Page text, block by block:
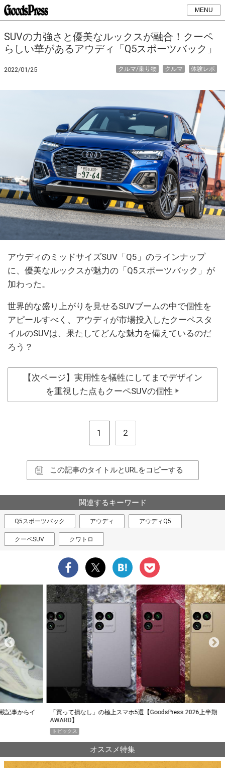
MENU
SUVの力強さと優美なルックスが融合！クーペ
らしい華があるアウディ「Q5スポーツバック」
2022/01/25 体験レポ
クルマ
クルマ/乗り物
アウディのミッドサイズSUV「Q5」のラインナップ
に、優美なルックスが魅力の「Q5スポーツバック」が
加わった。
世界的な盛り上がりを見せるSUVブームの中で個性を
アピールすべく、アウディが市場投入したクーペスタ
イルのSUVは、果たしてどんな魅力を備えているのだ
ろう？
【次ページ】実用性を犠牲にしてまでデザイン
を重視した点もクーペSUVの個性
▶
1 2
この記事のタイトルとURLをコピーする
関連するキーワード
Q5スポーツバック アウディ アウディQ5
クーペSUV クワトロ
イ
「買って損なし」の極上スマホ5選【GoodsPress 2026上半期
AWARD】
薄着
オススメ特集